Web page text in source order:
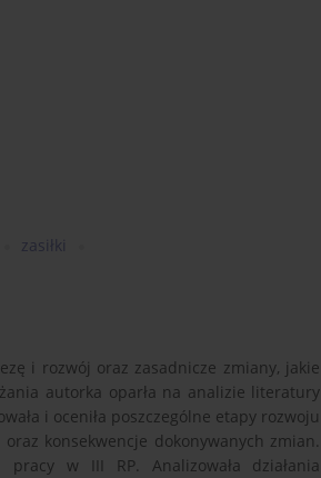
zasiłki
i rozwój oraz zasadnicze zmiany, jakie
autorka oparła na analizie literatury
i oceniła poszczególne etapy rozwoju
konsekwencje dokonywanych zmian.
w III RP. Analizowała działania